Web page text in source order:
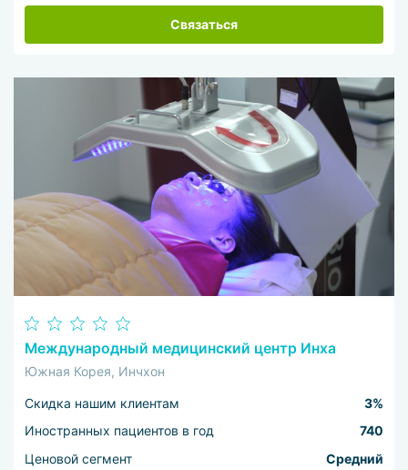
Связаться
Международный медицинский центр Инха
Южная Корея, Инчхон
Скидка нашим клиентам
3%
Иностранных пациентов в год
740
Ценовой сегмент
Средний